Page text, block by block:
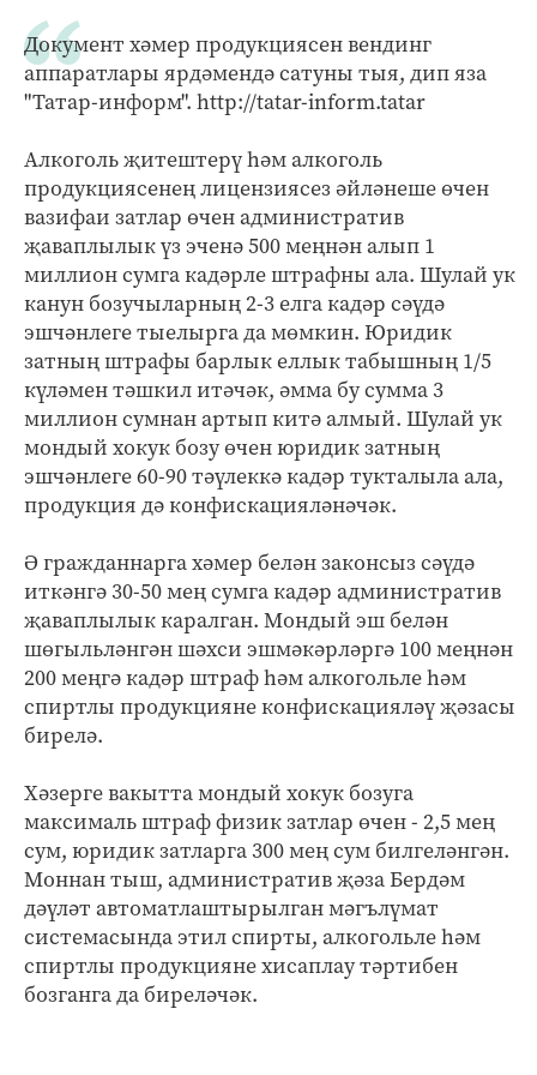
Документ хәмер продукциясен вендинг
аппаратлары ярдәмендә сатуны тыя, дип яза
"Татар-информ". http://tatar-inform.tatar
Алкоголь җитештерү һәм алкоголь
продукциясенең лицензиясез әйләнеше өчен
вазифаи затлар өчен административ
җаваплылык үз эченә 500 меңнән алып 1
миллион сумга кадәрле штрафны ала. Шулай ук
канун бозучыларның 2-3 елга кадәр сәүдә
эшчәнлеге тыелырга да мөмкин. Юридик
затның штрафы барлык еллык табышның 1/5
күләмен тәшкил итәчәк, әмма бу сумма 3
миллион сумнан артып китә алмый. Шулай ук
мондый хокук бозу өчен юридик затның
эшчәнлеге 60-90 тәүлеккә кадәр тукталыла ала,
продукция дә конфискацияләнәчәк.
Ә гражданнарга хәмер белән законсыз сәүдә
иткәнгә 30-50 мең сумга кадәр административ
җаваплылык каралган. Мондый эш белән
шөгыльләнгән шәхси эшмәкәрләргә 100 меңнән
200 меңгә кадәр штраф һәм алкогольле һәм
спиртлы продукцияне конфискацияләү җәзасы
бирелә.
Хәзерге вакытта мондый хокук бозуга
максималь штраф физик затлар өчен - 2,5 мең
сум, юридик затларга 300 мең сум билгеләнгән.
Моннан тыш, административ җәза Бердәм
дәүләт автоматлаштырылган мәгълүмат
системасында этил спирты, алкогольле һәм
спиртлы продукцияне хисаплау тәртибен
бозганга да биреләчәк.